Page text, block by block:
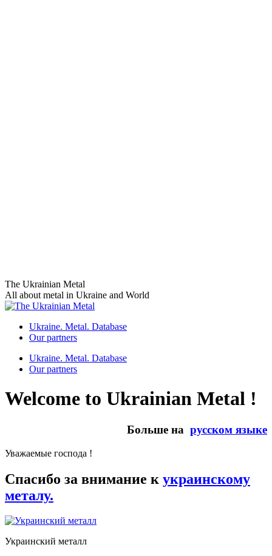
Skip
to
content
The Ukrainian Metal
All about metal in Ukraine and World
Ukraine. Metal. Database
Our partners
Ukraine. Metal. Database
Our partners
Welcome to Ukrainian Metal !
Больше на русском языке
Уважаемые господа !
Спасибо за внимание к украинскому
металу.
Украинский металл